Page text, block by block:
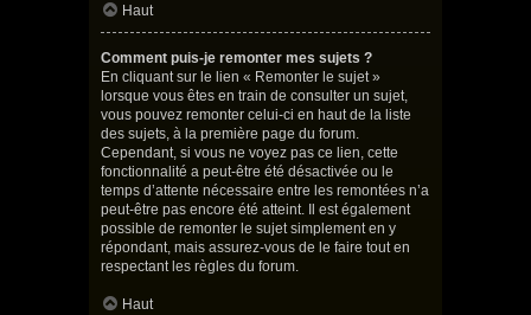
Haut
Comment puis-je remonter mes sujets ?
En cliquant sur le lien « Remonter le sujet »
lorsque vous êtes en train de consulter un sujet,
vous pouvez remonter celui-ci en haut de la liste
des sujets, à la première page du forum.
Cependant, si vous ne voyez pas ce lien, cette
fonctionnalité a peut-être été désactivée ou le
temps d’attente nécessaire entre les remontées n’a
peut-être pas encore été atteint. Il est également
possible de remonter le sujet simplement en y
répondant, mais assurez-vous de le faire tout en
respectant les règles du forum.
Haut